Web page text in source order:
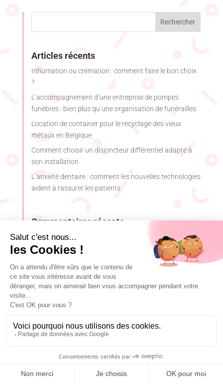
Articles récents
Inhumation ou crémation : comment faire le bon choix
?
L’accompagnement d’une entreprise de pompes
funèbres : bien plus qu’une organisation de funérailles
Location de container pour le recyclage des vieux
métaux en Belgique
Comment choisir un disjoncteur différentiel adapté à
son installation
L’anxiété dentaire : comment les nouvelles technologies
aident à rassurer les patients
Commentaires récents